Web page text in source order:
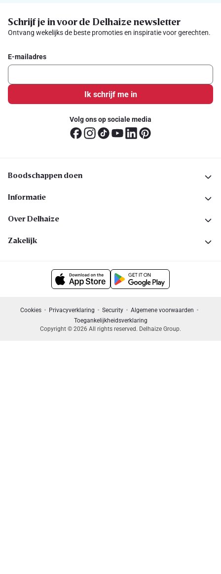
Schrijf je in voor de Delhaize newsletter
Ontvang wekelijks de beste promoties en inspiratie voor gerechten.
E-mailadres
Ik schrijf me in
Volg ons op sociale media
Boodschappen doen
Informatie
Over Delhaize
Zakelijk
Cookies Privacyverklaring Security
Algemene voorwaarden
Toegankelijkheidsverklaring
Copyright © 2026 All rights reserved. Delhaize Group.